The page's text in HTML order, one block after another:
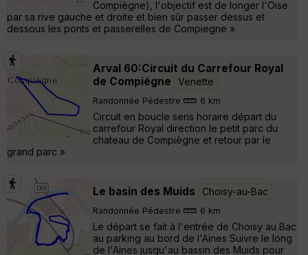
Compiègne), l'objectif est de longer l'Oise
par sa rive gauche et droite et bien sûr passer dessus et
dessous les ponts et passerelles de Compiegne »
Arval 60:Circuit du Carrefour Royal
de Compiégne
Venette
Randonnée Pédestre 6 km
Circuit en boucle sens horaire départ du
carrefour Royal direction le petit parc du
chateau de Compiègne et retour par le
grand parc »
Le basin des Muids Choisy-au-Bac
Randonnée Pédestre 6 km
Le départ se fait à l'entrée de Choisy au Bac
au parking au bord de l'Aines Suivre le long
de l'Aines jusqu'au bassin des Muids pour